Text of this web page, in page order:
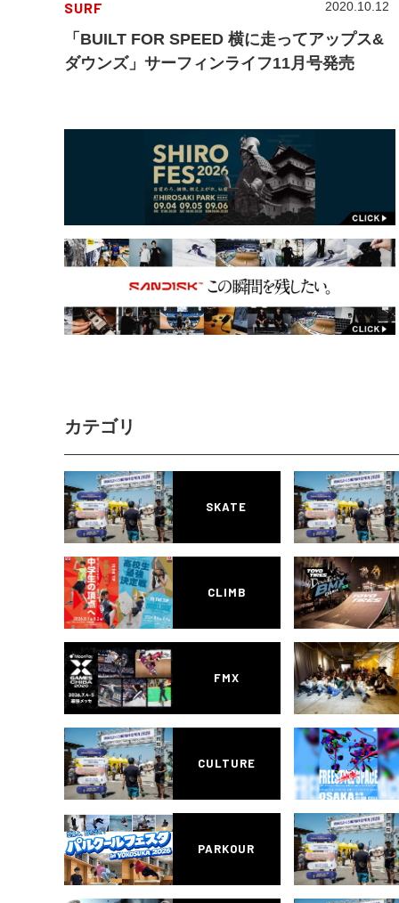
SURF
「BUILT FOR SPEED 横に走ってアップス&
ダウンズ」サーフィンライフ11月号発売
2020.10.12
カテゴリ
SKATE
CLIMB
FMX
CULTURE
PARKOUR